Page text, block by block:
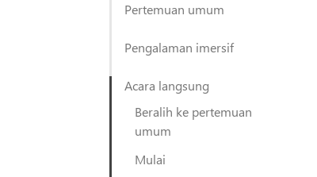
Pertemuan umum
Pengalaman imersif
Acara langsung
Beralih ke pertemuan
umum
Mulai